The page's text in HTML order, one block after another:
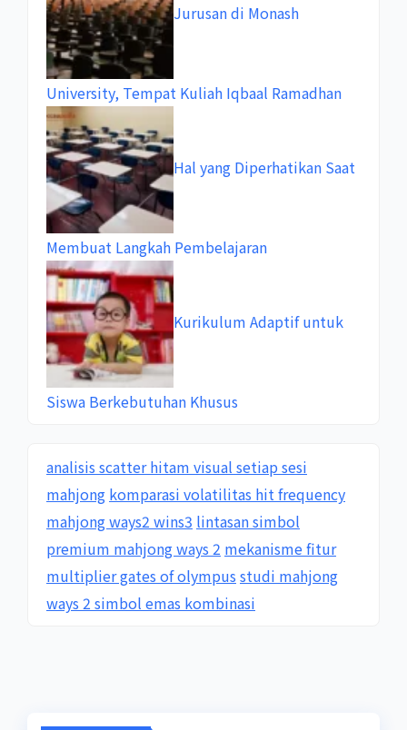
Jurusan di Monash
University, Tempat Kuliah Iqbaal Ramadhan
Hal yang Diperhatikan Saat
Membuat Langkah Pembelajaran
Kurikulum Adaptif untuk
Siswa Berkebutuhan Khusus
analisis scatter hitam visual setiap sesi
mahjong komparasi volatilitas hit frequency
mahjong ways2 wins3 lintasan simbol
premium mahjong ways 2 mekanisme fitur
multiplier gates of olympus studi mahjong
ways 2 simbol emas kombinasi